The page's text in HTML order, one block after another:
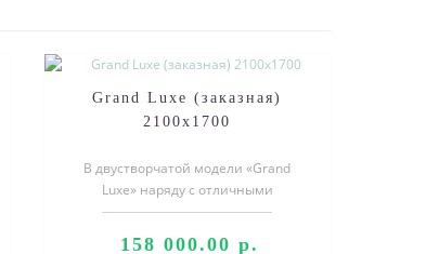
Grand Luxe (заказная)
2100х1700
В двустворчатой модели «Grand
Luxe» наряду с отличными
характеристиками безопасности,
158 000.00 р.